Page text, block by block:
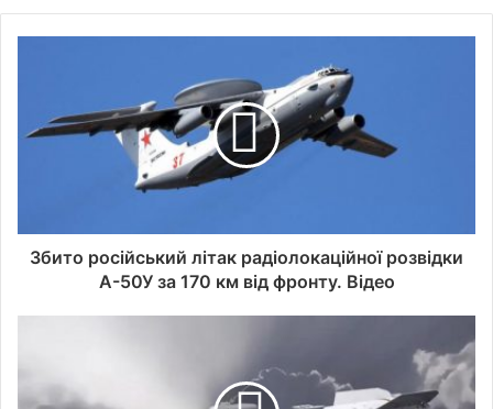
Збито російський літак радіолокаційної розвідки
А-50У за 170 км від фронту. Відео